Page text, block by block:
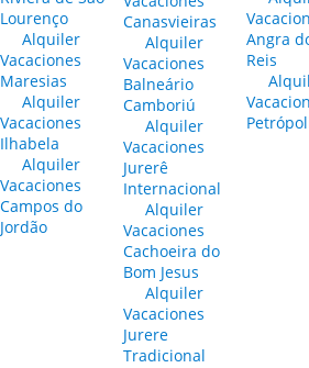
Lourenço
Alquiler
Vacaciones
Maresias
Alquiler
Vacaciones
Ilhabela
Alquiler
Vacaciones
Campos do
Jordão
Canasvieiras
Alquiler
Vacaciones
Balneário
Camboriú
Alquiler
Vacaciones
Jurerê
Internacional
Alquiler
Vacaciones
Cachoeira do
Bom Jesus
Alquiler
Vacaciones
Jurere
Tradicional
Angra
Reis